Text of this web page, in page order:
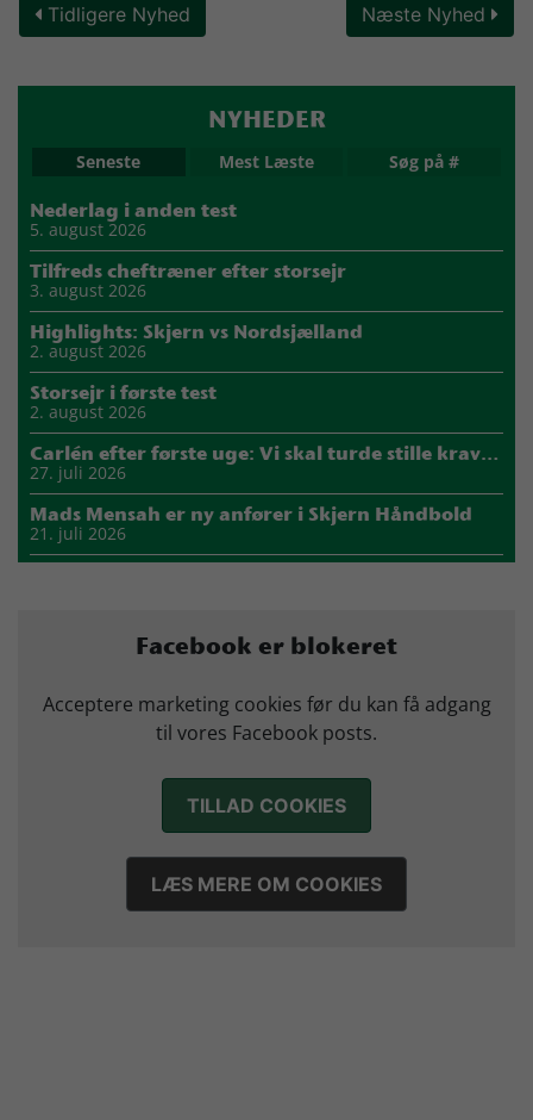
Tidligere Nyhed Næste Nyhed
NYHEDER
Seneste Mest Læste Søg på #
Nederlag i anden test
5. august 2026
Tilfreds cheftræner efter storsejr
3. august 2026
Highlights: Skjern vs Nordsjælland
2. august 2026
Storsejr i første test
2. august 2026
Carlén efter første uge: Vi skal turde stille krav til hinanden
27. juli 2026
Mads Mensah er ny anfører i Skjern Håndbold
21. juli 2026
Marius Nørsøller udlejes til HØJ Elite
Morten Vium takker af efter 17 sæsoner i grønt
12. juli 2026
Facebook er blokeret
Acceptere marketing cookies før du kan få adgang
til vores Facebook posts.
TILLAD COOKIES
LÆS MERE OM COOKIES